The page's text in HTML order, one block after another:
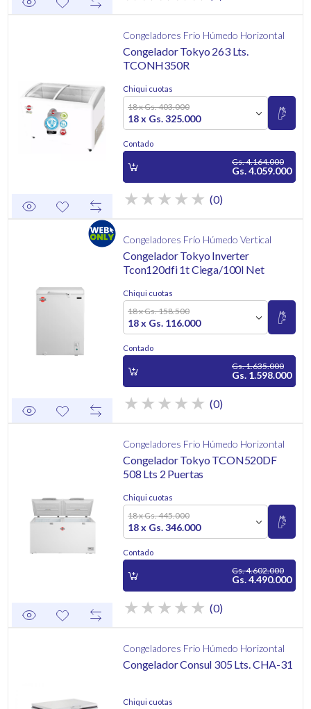
Congeladores Frio Húmedo Horizontal
Congelador Tokyo 263 Lts.
TCONH350R
Chiqui cuotas
18 x Gs. 403.000
18 x Gs. 325.000
Contado
Gs. 4.164.000
Gs. 4.059.000
(0)
Congeladores Frío Húmedo Vertical
Congelador Tokyo Inverter
Tcon120dfi 1t Ciega/100l Net
Chiqui cuotas
18 x Gs. 158.500
18 x Gs. 116.000
Contado
Gs. 1.635.000
Gs. 1.598.000
(0)
Congeladores Frio Húmedo Horizontal
Congelador Tokyo TCON520DF
508 Lts 2 Puertas
Chiqui cuotas
18 x Gs. 445.000
18 x Gs. 346.000
Contado
Gs. 4.602.000
Gs. 4.490.000
(0)
Congeladores Frio Húmedo Horizontal
Congelador Consul 305 Lts. CHA-31
Chiqui cuotas